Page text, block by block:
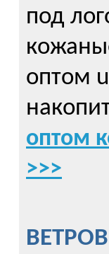
под
оптом
оптом
>>>